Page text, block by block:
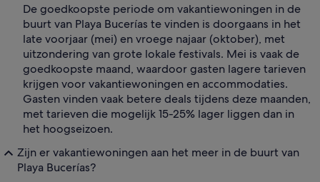
De goedkoopste periode om vakantiewoningen in de
buurt van Playa Bucerías te vinden is doorgaans in het
late voorjaar (mei) en vroege najaar (oktober), met
uitzondering van grote lokale festivals. Mei is vaak de
goedkoopste maand, waardoor gasten lagere tarieven
krijgen voor vakantiewoningen en accommodaties.
Gasten vinden vaak betere deals tijdens deze maanden,
met tarieven die mogelijk 15-25% lager liggen dan in
het hoogseizoen.
Zijn er vakantiewoningen aan het meer in de buurt van
Playa Bucerías?